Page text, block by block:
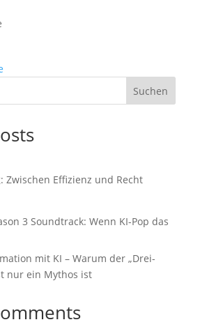
Suchen
Zwischen Effizienz und Recht
3 Soundtrack: Wenn KI-Pop das
mit KI – Warum der „Drei-
nur ein Mythos ist